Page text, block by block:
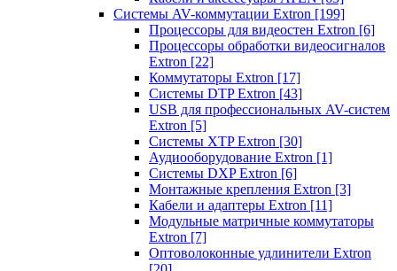
Системы AV-коммутации Extron [199]
Процессоры для видеостен Extron [6]
Процессоры обработки видеосигналов
Extron [22]
Коммутаторы Extron [17]
Системы DTP Extron [43]
USB для профессиональных AV-систем
Extron [5]
Системы XTP Extron [30]
Аудиооборудование Extron [1]
Системы DXP Extron [6]
Монтажные крепления Extron [3]
Кабели и адаптеры Extron [11]
Модульные матричные коммутаторы
Extron [7]
Оптоволоконные удлинители Extron